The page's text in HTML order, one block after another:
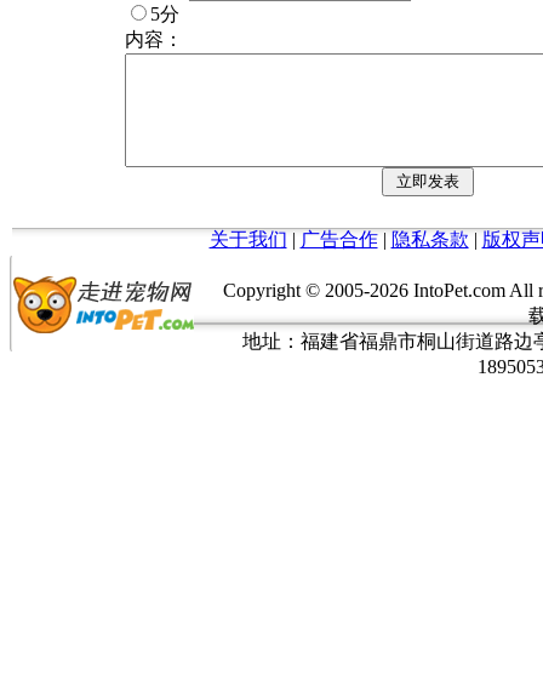
5分
内容：
关于我们 | 广告合作| 隐私条款 | 版权
Copyright © 2005-2026 IntoPet.com
地址：福建省福鼎市桐山街道路边